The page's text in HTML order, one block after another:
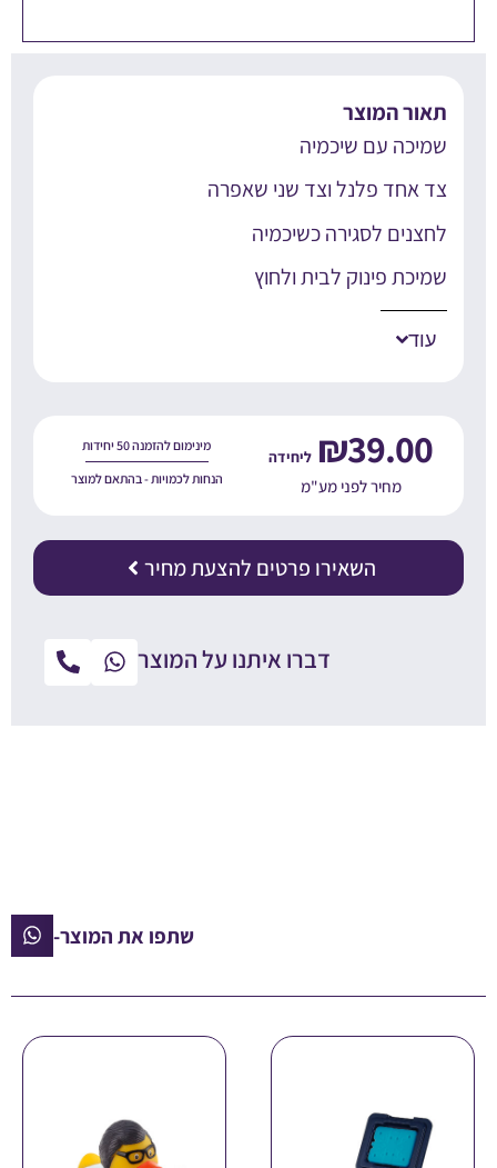
המוצר
עם שיכמיה
אחד פלנל וצד שני שאפרה
לסגירה כשיכמיה
פינוק לבית ולחוץ
₪39.00
מחיר לפני מע"מ
מינימום להזמנה 50 יחידות
הנחות לכמויות - בהתאם למוצר
השאירו פרטים להצעת מחיר
דברו איתנו על המוצר
שתפו את המוצר-